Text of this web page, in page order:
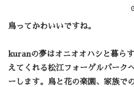
鳥ってかわいいですね。
kuranの夢はオニオオハシと暮ら
えてくれる松江フォーゲルパーク
ーします。鳥と花の楽園、家族で